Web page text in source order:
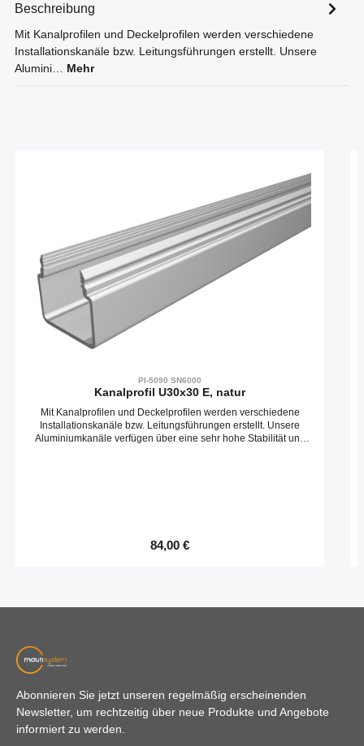
Beschreibung
Mit Kanalprofilen und Deckelprofilen werden verschiedene
Installationskanäle bzw. Leitungsführungen erstellt. Unsere
Alumini… Mehr
PI-5090 SN6000
Kanalprofil U30x30 E, natur
Mit Kanalprofilen und Deckelprofilen werden verschiedene
Installationskanäle bzw. Leitungsführungen erstellt. Unsere
Aluminiumkanäle verfügen über eine sehr hohe Stabilität und
Regulärer Preis:
84,00 €
Abonnieren Sie jetzt unseren regelmäßig erscheinenden
Newsletter, um rechtzeitig über neue Produkte und Angebote
informiert zu werden.